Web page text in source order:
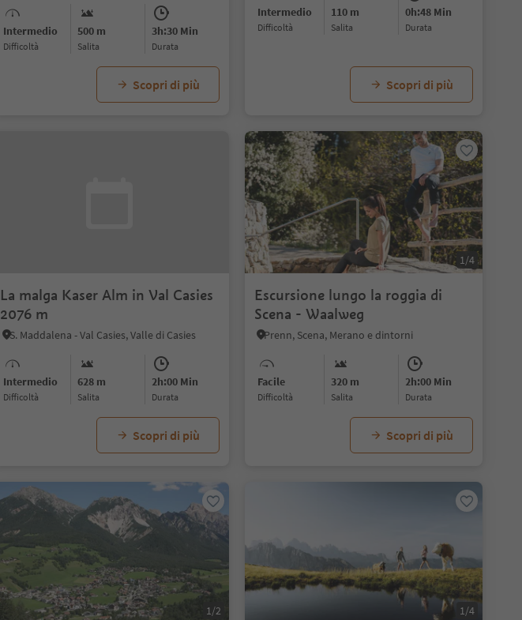
Intermedio
Difficoltà
500 m
Salita
3h:30 Min
durata
Scopri di più
Intermedio
Difficoltà
110 m
Salita
0h:48 Min
durata
Scopri di più
La malga Kaser Alm in Val Casies
2076 m
S. Maddalena - Val Casies, Valle di Casies
Intermedio
Difficoltà
628 m
Salita
2h:00 Min
durata
Scopri di più
1/4
Escursione lungo la roggia di
Scena - Waalweg
Prenn, Scena, Merano e dintorni
Facile
Difficoltà
320 m
Salita
2h:00 Min
durata
Scopri di più
1/2 1/4